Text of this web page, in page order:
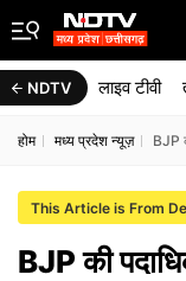
NDTV लाइव टीवी
होम मध्य प्रदेश न्यूज़ BJP
This Article is From
BJP की